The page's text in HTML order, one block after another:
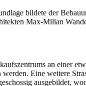
bildete der
Max-Milian
an einer
Eine weitere
ausgebildet,